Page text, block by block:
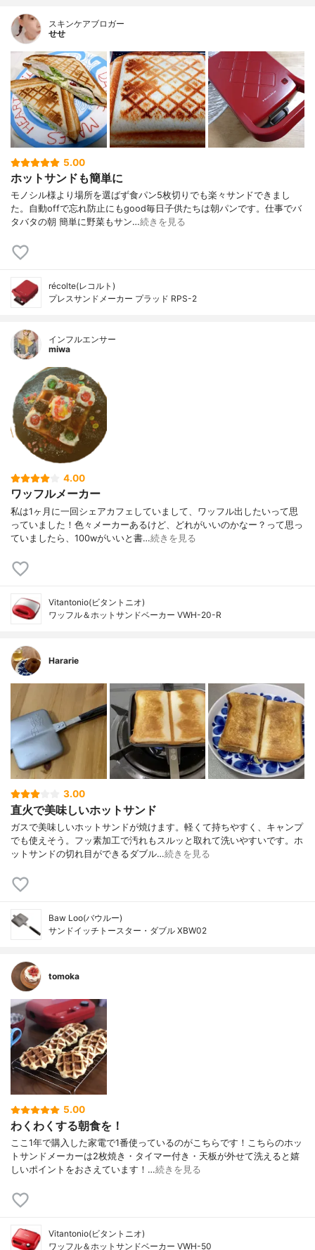
スキンケアブロガー
せせ
5.00
ホットサンドも簡単に
モノシル様より場所を選ばず食パン5枚切りでも楽々サンドできまし
た。自動offで忘れ防止にもgood毎日子供たちは朝パンです。仕事でバ
タバタの朝 簡単に野菜もサン…続きを見る
récolte(レコルト)
プレスサンドメーカー プラッド RPS-2
インフルエンサー
miwa
4.00
ワッフルメーカー
私は1ヶ月に一回シェアカフェしていまして、ワッフル出したいって思
っていました！色々メーカーあるけど、どれがいいのかなー？って思っ
ていましたら、100wがいいと書…続きを見る
Vitantonio(ビタントニオ)
ワッフル＆ホットサンドベーカー VWH-20-R
Hararie
3.00
直火で美味しいホットサンド
ガスで美味しいホットサンドが焼けます。軽くて持ちやすく、キャンプ
でも使えそう。フッ素加工で汚れもスルッと取れて洗いやすいです。ホ
ットサンドの切れ目ができるダブル…続きを見る
Baw Loo(バウルー)
サンドイッチトースター・ダブル XBW02
tomoka
5.00
わくわくする朝食を！
ここ1年で購入した家電で1番使っているのがこちらです！こちらのホッ
トサンドメーカーは2枚焼き・タイマー付き・天板が外せて洗えると嬉
しいポイントをおさえています！…続きを見る
Vitantonio(ビタントニオ)
ワッフル＆ホットサンドベーカー VWH-50